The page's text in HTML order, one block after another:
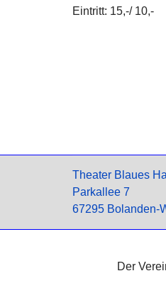
Eintritt: 15,-/ 10,-
Theater Blaues
Parkallee 7
67295 Bolanden-
Der